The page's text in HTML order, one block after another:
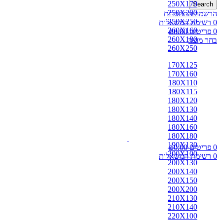
Search
הרשמה/התחברות
0 רשימת המשאלות
0 פריטים ₪0.00
בחר מוצר
0 פריטים ₪0.00
0 רשימת המשאלות
250X170
250X200
250X250
260X160
260X180
260X250
170X125
170X160
180X110
180X115
180X120
180X130
180X140
180X160
180X180
190X130
200X100
200X130
200X140
200X150
200X200
210X130
210X140
220X100